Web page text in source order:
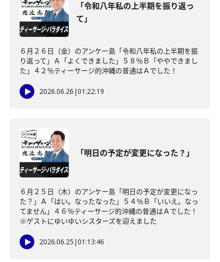
「令和八年私の上半期を振り返っ
て」
６月２６日（金）のアンケー島「令和八年私の上半期を振
り返って」Ａ「よくできました」５８％Ｂ「ややできまし
た」４２％ティーサージ的沖縄の普通はＡでした！
2026.06.26 |01:22:19
「明日の予定が変更になった？」
６月２５日（木）のアンケー島「明日の予定が変更になっ
た？」Ａ「はい。なったなった」５４％Ｂ「いいえ。なっ
てません」４６％ティーサージ的沖縄の普通はＡでした！
※ゲストにゆいゆいシスターズを迎えました
2026.06.25 |01:13:46